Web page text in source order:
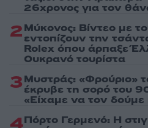
26χρονος για τον
2Μύκονος: Βίντεο με
εντοπίζουν την
Rolex όπου άρπαξε
Ουκρανό τουρίστα
3Μυστράς: «Φρούριο»
έκρυβε τη σορό του
«Είχαμε να τον
4Πόρτο Γερμενό: Η